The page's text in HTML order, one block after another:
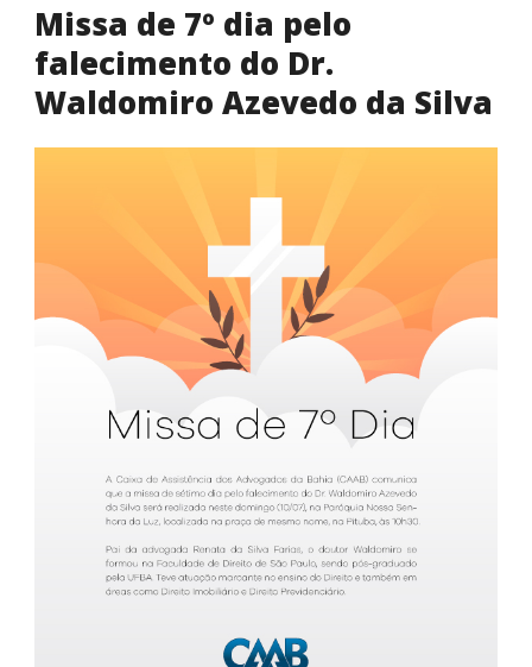
Missa de 7º dia pelo
falecimento do Dr.
Waldomiro Azevedo da Silva